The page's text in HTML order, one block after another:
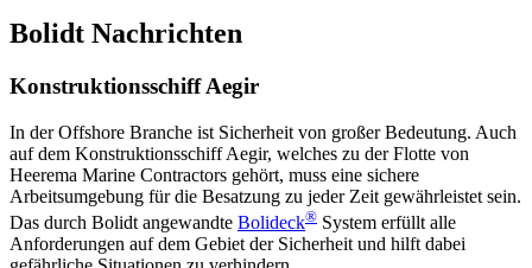
Bolidt Nachrichten
Konstruktionsschiff Aegir
In der Offshore Branche ist Sicherheit von großer Bedeutung. Auch
auf dem Konstruktionsschiff Aegir, welches zu der Flotte von
Heerema Marine Contractors gehört, muss eine sichere
Arbeitsumgebung für die Besatzung zu jeder Zeit gewährleistet sein.
Das durch Bolidt angewandte Bolideck® System erfüllt alle
Anforderungen auf dem Gebiet der Sicherheit und hilft dabei